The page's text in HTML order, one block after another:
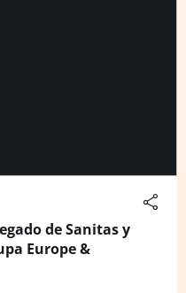
de Sanitas y
Europe &